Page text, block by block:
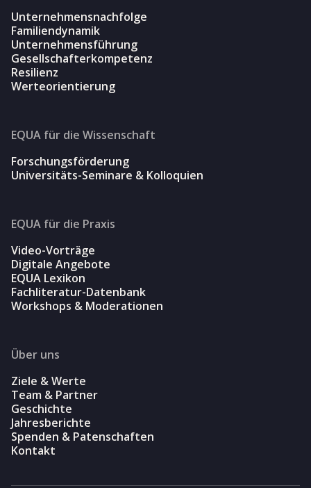
Unternehmensnachfolge
Familiendynamik
Unternehmensführung
Gesellschafterkompetenz
Resilienz
Werteorientierung
EQUA für die Wissenschaft
Forschungsförderung
Universitäts-Seminare & Kolloquien
EQUA für die Praxis
Video-Vorträge
Digitale Angebote
EQUA Lexikon
Fachliteratur-Datenbank
Workshops & Moderationen
Über uns
Ziele & Werte
Team & Partner
Geschichte
Jahresberichte
Spenden & Patenschaften
Kontakt